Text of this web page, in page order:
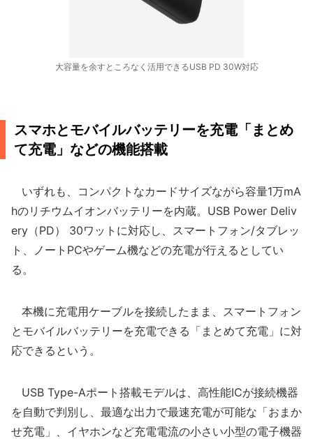
大容量を余すところなく活用できるUSB PD 30W対応
スマホとモバイルバッテリーを充電「まとめ
て充電」などの機能搭載
いずれも、コンパクトなカードサイズながら容量1万mA
hのリチウムイオンバッテリーを内蔵。USB Power Deliv
ery（PD） 30ワットに対応し、スマートフォン/タブレッ
ト、ノートPCやゲーム機などの充電が行えるとしてい
る。
本機に充電用ケーブルを接続したまま、スマートフォン
とモバイルバッテリーを充電できる「まとめて充電」に対
応できるという。
USB Type-Aポート搭載モデルは、高性能ICが接続機器
を自動で判別し、最適な出力で最速充電が可能な「おまか
せ充電」、イヤホンなど充電電流の小さい小型の電子機器